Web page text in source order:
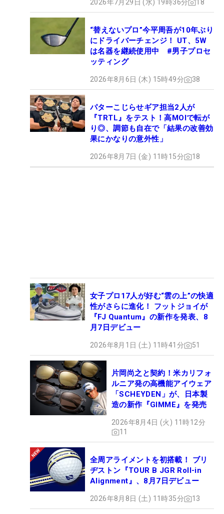
2026年7月29日 (水) 19時36分 18
“替えないプロ”今平周吾が10年ぶり
にドライバーチェンジ！ UT、5W
は名器を継続使用中 #男子プロセ
ッティング
2026年8月6日 (木) 15時49分 38
パターこじらせギア担当2人が
『TRTL』をテスト！高MOIで転が
り◎、調節も自在で「結果の改善効
果にかなりの意外性」
2026年8月7日 (金) 11時15分 18
女子プロ17人が好む“雲の上”の快適
性がさらに進化！ フットジョイが
『FJ Quantum』の新作を発表、8
月7日デビュー
2026年8月1日 (土) 11時41分 51
片岡尚之と契約！米カリフォ
ルニア発の高機能アイウェア
「SCHEYDEN」が、日本製
造の新作『GIMME』を発売
2026年8月4日 (火) 11時12分
11
全周アライメントを初搭載！ ブリ
ヂストン『TOUR B JGR Roll-in
Alignment』、8月7日デビュー
2026年8月8日 (土) 11時35分 13